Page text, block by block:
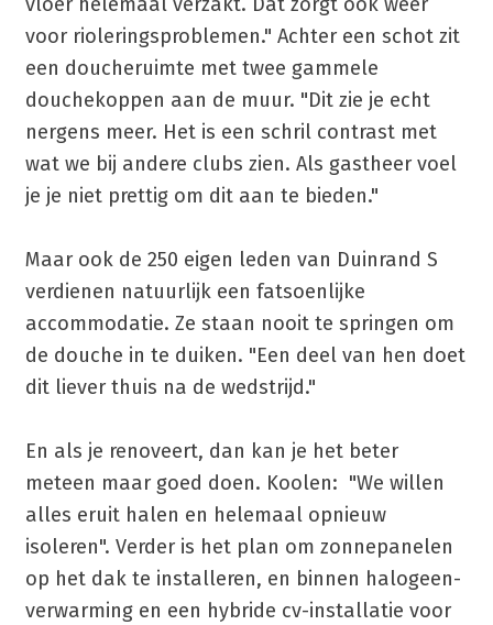
voor rioleringsproblemen." Achter een schot zit
een doucheruimte met twee gammele
douchekoppen aan de muur. "Dit zie je echt
nergens meer. Het is een schril contrast met
wat we bij andere clubs zien. Als gastheer voel
je je niet prettig om dit aan te bieden."
Maar ook de 250 eigen leden van Duinrand S
verdienen natuurlijk een fatsoenlijke
accommodatie. Ze staan nooit te springen om
de douche in te duiken. "Een deel van hen doet
dit liever thuis na de wedstrijd."
En als je renoveert, dan kan je het beter
meteen maar goed doen. Koolen: "We willen
alles eruit halen en helemaal opnieuw
isoleren". Verder is het plan om zonnepanelen
op het dak te installeren, en binnen halogeen-
verwarming en een hybride cv-installatie voor